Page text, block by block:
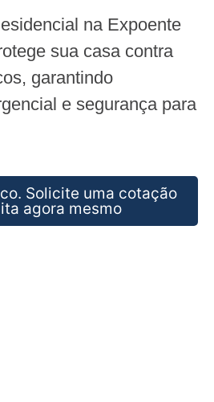
na Expoente
sua casa contra
garantindo
e segurança para
Solicite uma cotação
agora mesmo